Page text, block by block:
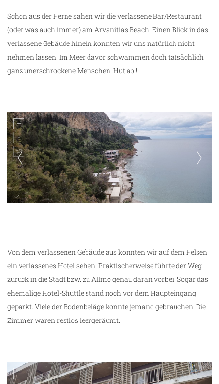
Schon aus der Ferne sahen wir die verlassene Bar/Restaurant
(oder was auch immer) am Arvanitias Beach. Einen Blick in das
verlassene Gebäude hinein konnten wir uns natürlich nicht
nehmen lassen. Im Meer davor schwammen doch tatsächlich
ganz unerschrockene Menschen. Hut ab!!!
Von dem verlassenen Gebäude aus konnten wir auf dem Felsen
ein verlassenes Hotel sehen. Praktischerweise führte der Weg
zurück in die Stadt bzw. zu Allmo genau daran vorbei. Sogar das
ehemalige Hotel-Shuttle stand noch vor dem Haupteingang
geparkt. Viele der Bodenbeläge konnte jemand gebrauchen. Die
Zimmer waren restlos leergeräumt.